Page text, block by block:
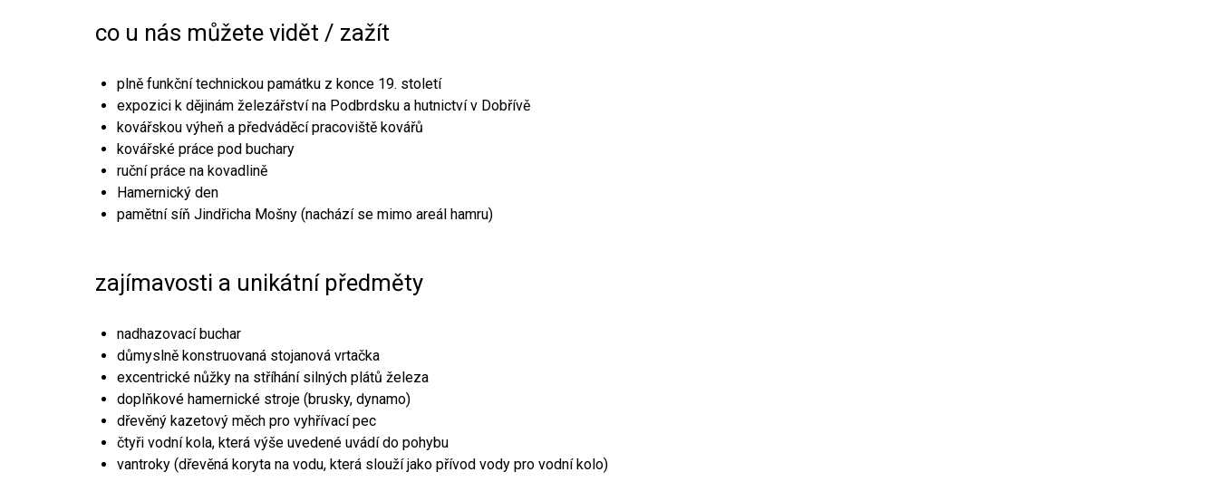
co u nás můžete vidět / zažít
plně funkční technickou památku z konce 19. století
expozici k dějinám železářství na Podbrdsku a hutnictví v Dobřívě
kovářskou výheň a předváděcí pracoviště kovářů
kovářské práce pod buchary
ruční práce na kovadlině
Hamernický den
pamětní síň Jindřicha Mošny (nachází se mimo areál hamru)
zajímavosti a unikátní předměty
nadhazovací buchar
důmyslně konstruovaná stojanová vrtačka
excentrické nůžky na stříhání silných plátů železa
doplňkové hamernické stroje (brusky, dynamo)
dřevěný kazetový měch pro vyhřívací pec
čtyři vodní kola, která výše uvedené uvádí do pohybu
vantroky (dřevěná koryta na vodu, která slouží jako přívod vody pro vodní kolo)